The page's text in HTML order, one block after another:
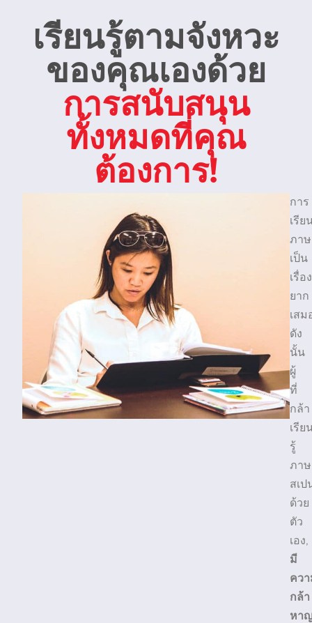
เรียนรู้ตามจังหวะ
ของคุณเองด้วย
การสนับสนุน
ทั้งหมดที่คุณ
ต้องการ!
การ
เรีย
ภา
เป็น
เรื่อง
ยาก
เสม
ดัง
นั้น
ผู้
ที่
กล้า
เรีย
รู้
ภา
สเป
ด้วย
ตัว
เอง,
มี
คว
กล้า
หา